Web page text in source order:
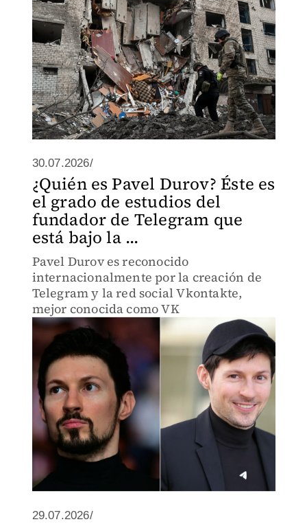
30.07.2026/
¿Quién es Pavel Durov? Éste es
el grado de estudios del
fundador de Telegram que
está bajo la ...
Pavel Durov es reconocido
internacionalmente por la creación de
Telegram y la red social Vkontakte,
mejor conocida como VK
29.07.2026/